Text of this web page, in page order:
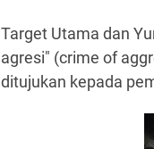
Target Utama dan
agresi" (crime of
ditujukan kepada